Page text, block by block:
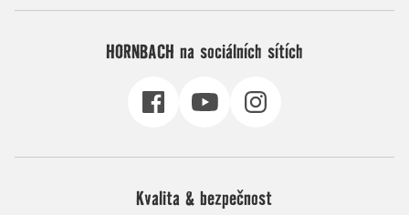
HORNBACH na sociálních sítích
Kvalita & bezpečnost